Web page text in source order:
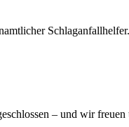
– und wir